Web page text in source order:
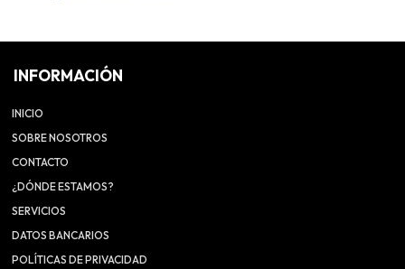
INFORMACIÓN
INICIO
SOBRE NOSOTROS
CONTACTO
¿DÓNDE ESTAMOS?
SERVICIOS
DATOS BANCARIOS
POLÍTICAS DE PRIVACIDAD